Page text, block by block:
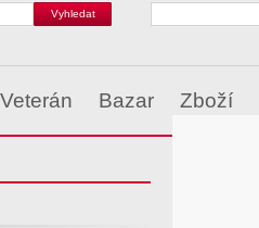
Veterán Bazar Zboží